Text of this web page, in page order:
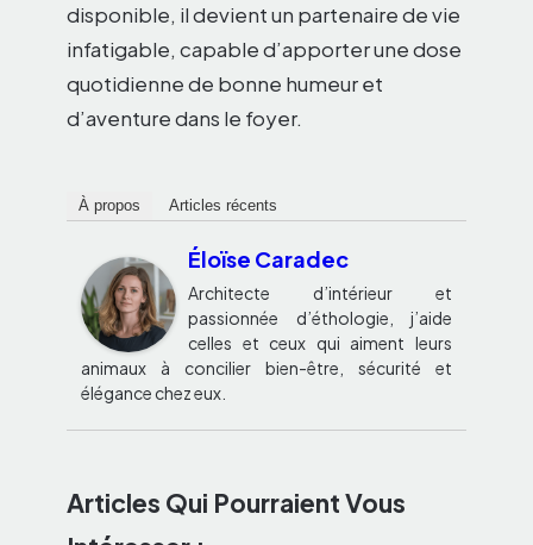
disponible, il devient un partenaire de vie
infatigable, capable d’apporter une dose
quotidienne de bonne humeur et
d’aventure dans le foyer.
À propos Articles récents
Éloïse Caradec
Architecte d’intérieur et
passionnée d’éthologie, j’aide
celles et ceux qui aiment leurs
animaux à concilier bien-être, sécurité et
élégance chez eux.
Articles Qui Pourraient Vous